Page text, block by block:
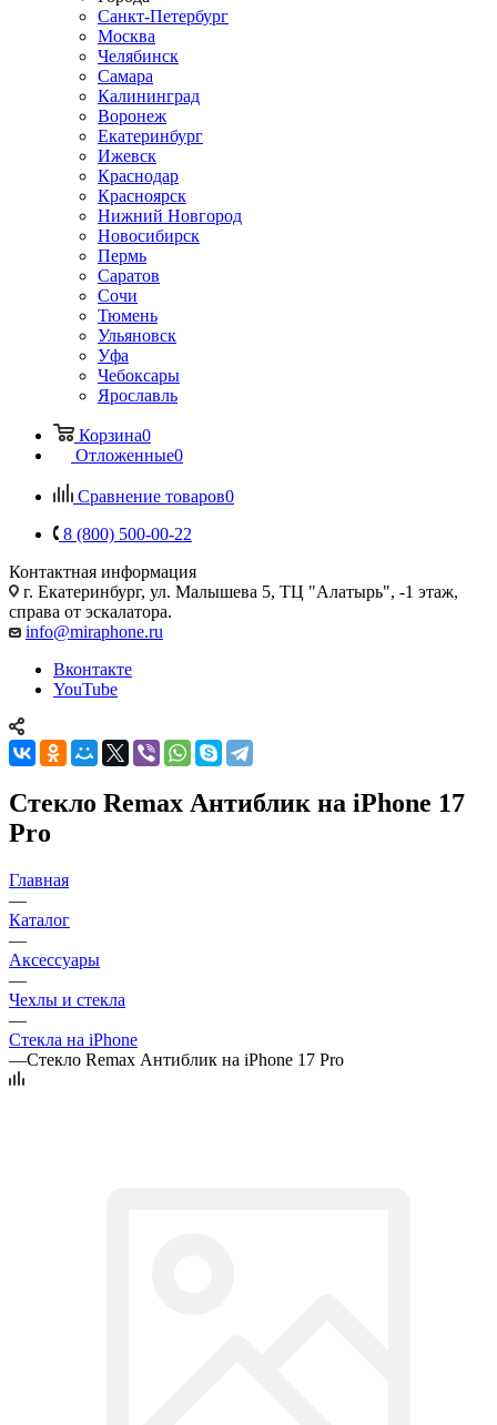
Санкт-Петербург
Москва
Челябинск
Самара
Калининград
Воронеж
Екатеринбург
Ижевск
Краснодар
Красноярск
Нижний Новгород
Новосибирск
Пермь
Саратов
Сочи
Тюмень
Ульяновск
Уфа
Чебоксары
Ярославль
Корзина0
Отложенные0
Сравнение товаров0
8 (800) 500-00-22
Контактная информация
г. Екатеринбург, ул. Малышева 5, ТЦ "Алатырь", -1 этаж,
справа от эскалатора.
info@miraphone.ru
Вконтакте
YouTube
Стекло Remax Антиблик на iPhone 17
Pro
Главная
—
Каталог
—
Аксессуары
—
Чехлы и стекла
—
Стекла на iPhone
—Стекло Remax Антиблик на iPhone 17 Pro